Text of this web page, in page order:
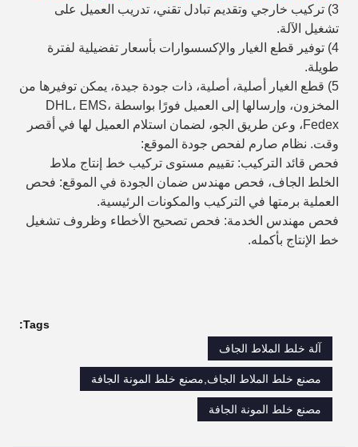
3) تركيب خارجي وتقديم تبادل تقني، تدريب العميل على
تشغيل الآلة.
4) توفير قطع الغيار والإكسسوارات بأسعار تفضيلية لفترة
طويلة.
5) قطع الغيار أصلية، أصلية، ذات جودة جيدة، يمكن توفيرها من
المخزون، وإرسالها إلى العميل فورًا بواسطة DHL، EMS،
Fedex، وعن طريق الجو، لضمان استلام العميل لها في أقصر
وقت. نظام صارم لفحص جودة الموقع:
فحص قائد التركيب: تقييم مستوى تركيب خط إنتاج ملاط
الخلط الجاف، فحص مهندس ضمان الجودة في الموقع: فحص
العملية برمتها في التركيب والمكونات الرئيسية.
فحص مهندس الخدمة: فحص تصحيح الأخطاء وظروف تشغيل
خط الإنتاج بأكمله.
Tags:
آلة خلط الملاط الجاف
مصنع خلط الملاط الجاف,مصنع خلط المونة الجافة
مصنع خلط المونة الجافة